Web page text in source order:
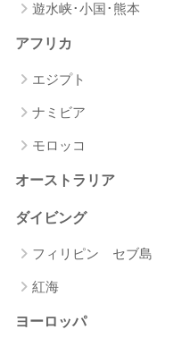
遊水峡･小国･熊本
アフリカ
エジプト
ナミビア
モロッコ
オーストラリア
ダイビング
フィリピン セブ島
紅海
ヨーロッパ